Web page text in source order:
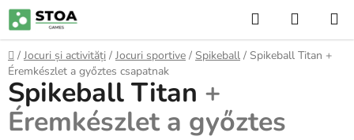
Treci
la
conținut
Căutare
DE
Acasă
/ Jocuri și activități / Jocuri sportive / Spikeball / Spikeball Titan +
Éremkészlet a győztes csapatnak
Spikeball Titan +
Éremkészlet a győztes